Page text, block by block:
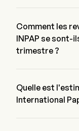
Comment les
INPAP se sont-
trimestre ?
Quelle est
International